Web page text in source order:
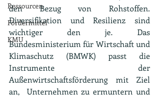
Ressourcen
Fördermittel
KMU
den Bezug von Rohstoffen.
Diversifikation und Resilienz sind
wichtiger den je. Das
Bundesministerium für Wirtschaft und
Klimaschutz (BMWK) passt die
Instrumente  der
Außenwirtschaftsförderung mit Ziel
an,  Unternehmen zu ermuntern und